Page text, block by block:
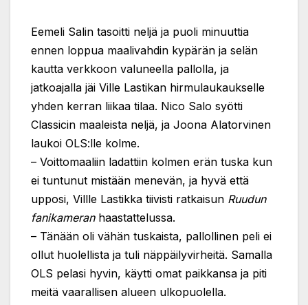
Eemeli Salin tasoitti neljä ja puoli minuuttia
ennen loppua maalivahdin kypärän ja selän
kautta verkkoon valuneella pallolla, ja
jatkoajalla jäi Ville Lastikan hirmulaukaukselle
yhden kerran liikaa tilaa. Nico Salo syötti
Classicin maaleista neljä, ja Joona Alatorvinen
laukoi OLS:lle kolme.
– Voittomaaliin ladattiin kolmen erän tuska kun
ei tuntunut mistään menevän, ja hyvä että
upposi, Villle Lastikka tiivisti ratkaisun Ruudun
fanikameranhaastattelussa.
– Tänään oli vähän tuskaista, pallollinen peli ei
ollut huolellista ja tuli näppäilyvirheitä. Samalla
OLS pelasi hyvin, käytti omat paikkansa ja piti
meitä vaarallisen alueen ulkopuolella.